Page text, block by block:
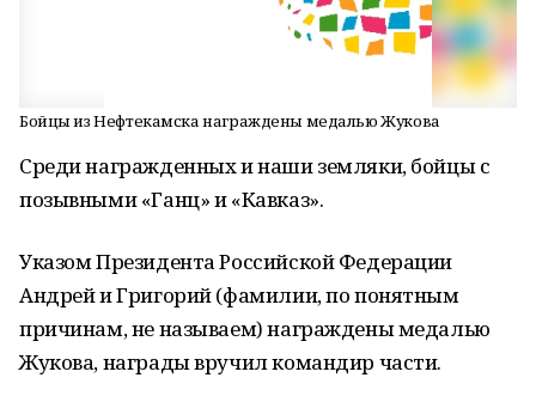
Бойцы из Нефтекамска награждены медалью Жукова
Среди награжденных и наши земляки, бойцы с
позывными «Ганц» и «Кавказ».
Указом Президента Российской Федерации
Андрей и Григорий (фамилии, по понятным
причинам, не называем) награждены медалью
Жукова, награды вручил командир части.